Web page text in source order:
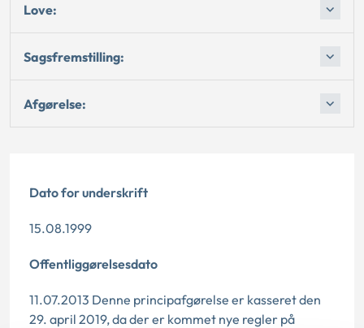
Love:
Sagsfremstilling:
Afgørelse:
Dato for underskrift
15.08.1999
Offentliggørelsesdato
11.07.2013 Denne principafgørelse er kasseret den
29. april 2019, da der er kommet nye regler på